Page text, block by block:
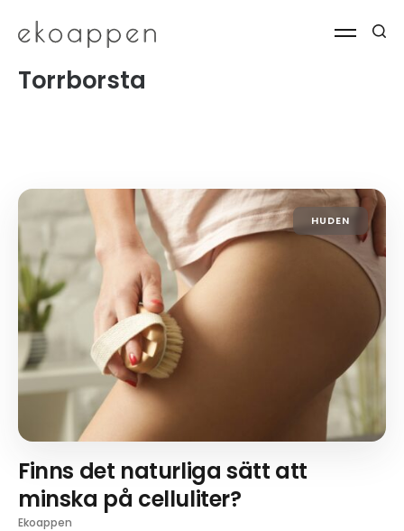
Torrborsta
HUDEN
Finns det naturliga sätt att
minska på celluliter?
Ekoappen